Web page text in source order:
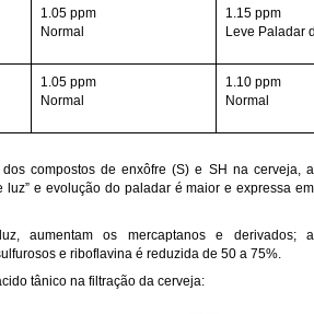
1.05 ppm
Normal
1.15 ppm
Leve Paladar
1.05 ppm
Normal
1.10 ppm
Normal
compostos de enxôfre (S) e SH na cerveja, a
luz” e evolução do paladar é maior e expressa em
aumentam os mercaptanos e derivados; a
e riboflavina é reduzida de 50 a 75%.
tânico na filtração da cerveja: